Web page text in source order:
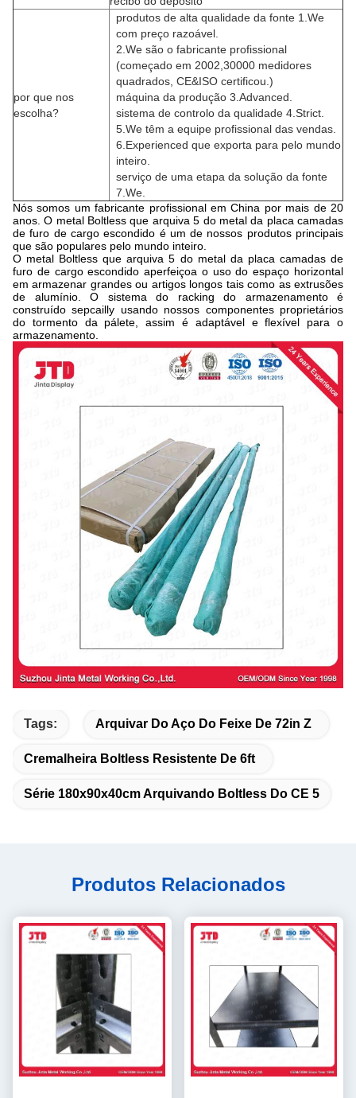
por que nos
escolha?
produtos de alta qualidade da fonte 1.We
com preço razoável.
2.We são o fabricante profissional
(começado em 2002,30000 medidores
quadrados, CE&ISO certificou.)
máquina da produção 3.Advanced.
sistema de controlo da qualidade 4.Strict.
5.We têm a equipe profissional das vendas.
6.Experienced que exporta para pelo mundo
inteiro.
serviço de uma etapa da solução da fonte
7.We.
Nós somos um fabricante profissional em China por mais de 20
anos. O metal Boltless que arquiva 5 do metal da placa camadas
de furo de cargo escondido é um de nossos produtos principais
que são populares pelo mundo inteiro.
O metal Boltless que arquiva 5 do metal da placa camadas de
furo de cargo escondido aperfeiçoa o uso do espaço horizontal
em armazenar grandes ou artigos longos tais como as extrusões
de alumínio. O sistema do racking do armazenamento é
construído sepcailly usando nossos componentes proprietários
do tormento da pálete, assim é adaptável e flexível para o
armazenamento.
Tags: Arquivar Do Aço Do Feixe De 72in Z
Cremalheira Boltless Resistente De 6ft
Série 180x90x40cm Arquivando Boltless Do CE 5
Produtos Relacionados